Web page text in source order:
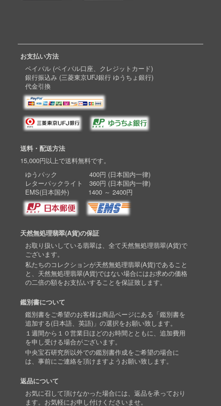
お支払い方法
ペイパル (ペイパル口座、クレジットカード)
銀行振込み (三菱東京UFJ銀行 ゆうちょ銀行)
代金引換
送料・配送方法
15,000円以上で送料無料です。
ゆうパック 400円 (日本国内一律)
レターパックライト 360円 (日本国内一律)
EMS(日本国外) 1400 ～ 2400円
天然無処理翡翠(A貨)の保証
お取り扱いしている翡翠は、全て天然無処理翡翠(A貨)で
ございます。
私たちのコレクションが天然無処理翡翠(A貨)であること
と、天然無処理翡翠(A貨)ではない場合にはお求めの価格
の二倍の額をお支払いすることを保証致します。
鑑別書について
鑑別書をご希望のお客様は商品ページにある「鑑別書を
追加する(日本語、英語)」の選択をお願い致します。
１週間から１０営業日ほどのお時間とともに、追加費用
を申し受ける場合がございます。
中央宝石研究所以外での鑑別書作成をご希望の場合に
は、事前にご連絡を頂けますようお願い致します。
返品について
お気に召して頂けなかった場合には、返品を承っており
ます。お気軽にお申し付けくださいませ。